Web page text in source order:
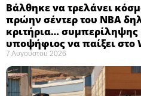
Βάλθηκε να τρελάνει
πρώην σέντερ του NBA
κριτήρια… συμπερίληψης
υποψήφιος να παίξει στο
7 Αυγούστου 2026